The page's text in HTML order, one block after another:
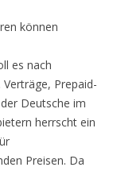
können
es nach
Prepaid-
Deutsche im
herrscht ein
Preisen. Da